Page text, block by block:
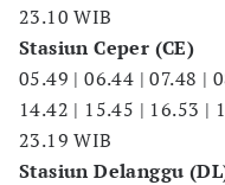
23.10 WIB
Stasiun Ceper (CE)
05.49 | 06.44 | 07.48 |
14.42 | 15.45 | 16.53 |
23.19 WIB
Stasiun Delanggu